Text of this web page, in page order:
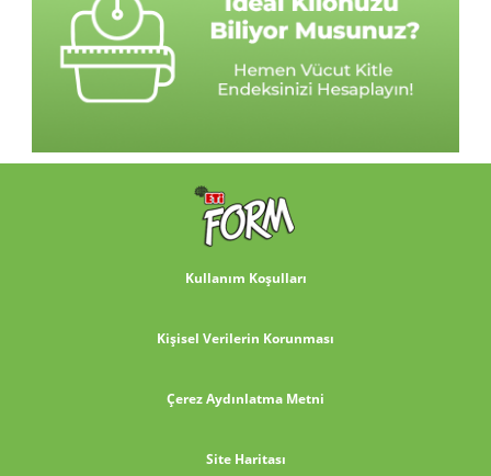
Kullanım Koşulları
Kişisel Verilerin Korunması
Çerez Aydınlatma Metni
Site Haritası